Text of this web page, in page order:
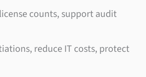
counts, support audit
reduce IT costs, protect